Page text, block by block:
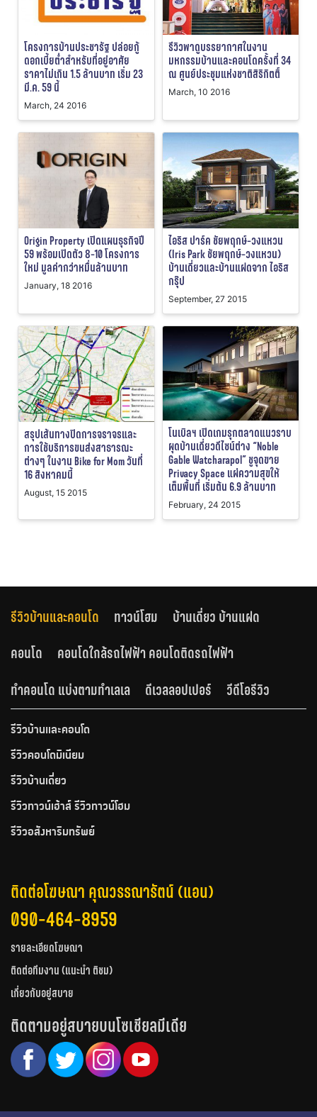
โครงการบ้านประชารัฐ ปล่อยกู้
ดอกเบี้ยต่ำสำหรับที่อยู่อาศัย
ราคาไม่เกิน 1.5 ล้านบาท เริ่ม 23
มี.ค. 59 นี้
March, 24 2016
รีวิวพาดูบรรยากาศในงาน
มหกรรมบ้านและคอนโดครั้งที่ 34
ณ ศูนย์ประชุมแห่งชาติสิริกิตติ์
March, 10 2016
Origin Property เปิดแผนธุรกิจปี
59 พร้อมเปิดตัว 8-10 โครงการ
ใหม่ มูลค่ากว่าหมื่นล้านบาท
January, 18 2016
ไอริส ปาร์ค ชัยพฤกษ์-วงแหวน
(Iris Park ชัยพฤกษ์-วงแหวน)
บ้านเดี่ยวและบ้านแฝดจาก ไอริส
กรุ๊ป
September, 27 2015
สรุปเส้นทางปิดการจราจรและ
การใช้บริการขนส่งสาธารณะ
ต่างๆ ในงาน Bike for Mom วันที่
16 สิงหาคมนี้
August, 15 2015
โนเบิลฯ เปิดเกมรุกตลาดแนวราบ
ผุดบ้านเดี่ยวดีไซน์ต่าง “Noble
Gable Watcharapol” ชูจุดขาย
Privacy Space แผ่ความสุขให้
เต็มพื้นที่ เริ่มต้น 6.9 ล้านบาท
February, 24 2015
รีวิวบ้านและคอนโด ทาวน์โฮม
บ้านเดี่ยว บ้านแฝด
คอนโด
คอนโดใกล้รถไฟฟ้า คอนโดติดรถไฟฟ้า
ทำคอนโด แบ่งตามทำเลเล
ดีเวลลอปเปอร์ วีดีโอรีวิว
รีวิวบ้านและคอนโด
รีวิวคอนโดมิเนียม
รีวิวบ้านเดี่ยว
รีวิวทาวน์เฮ้าส์ รีวิวทาวน์โฮม
รีวิวอสังหาริมทรัพย์
ติดต่อโฆษณา คุณวรรณารัตน์ (แอน)
090-464-8959
รายละเอียดโฆษณา
ติดต่อทีมงาน (แนะนำ ติชม)
เกี่ยวกับอยู่สบาย
ติดตามอยู่สบายบนโซเชียลมีเดีย